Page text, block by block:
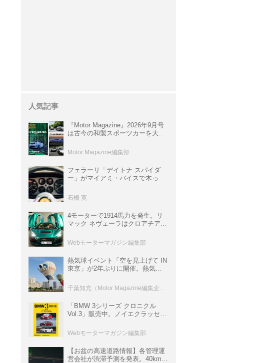
人気記事
『Motor Magazine』2026年9月号
は古今の和製スポーツカーを大特
情報も満載
Motor Magazine編集部
フェラーリ「デイトナ スパイダ
ー」がマイアミ・バイスで木っ端
サ」に化けた理由
石橋 寛
4モーターで1914馬力を発生。リ
マック ネヴェーラはクロアチア発
ロニクル・完全版／115】
Webモーターマガジン編集部
熱気球イベント「空を見上げて IN
東京」が2年ぶりに開催。熱気球
室などのコンテンツも
「BMW 3シリーズ クロニクル
Vol.3」販売中。ノイエクラッセか
ムック
Webモーターマガジン編集部
【お盆の高速道路情報】各管理運
営会社が渋滞予測を発表。40km以